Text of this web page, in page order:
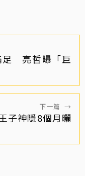
足 亮哲曝「巨
下一篇 →
子神隱8個月曬